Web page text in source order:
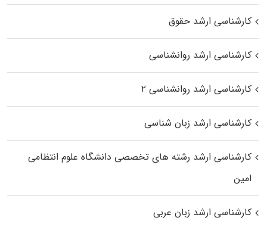
کارشناسی ارشد حقوق
کارشناسی ارشد روانشناسی
کارشناسی ارشد روانشناسی ۲
کارشناسی ارشد زبان شناسی
کارشناسی ارشد رﺷﺘﻪ ﻫﺎی تخصصی داﻧﺸﮕﺎه ﻋﻠﻮم انتظامی
اﻣﻴﻦ
کارشناسی ارشد زبان عربی